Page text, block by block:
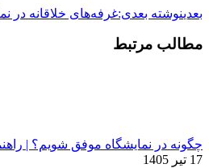
بعدینوشته بعدی:غرفه‌های خلاقانه در
مطالب مرتبط
چگونه در نمایشگاه موفق شویم؟ |
17 تیر 1405